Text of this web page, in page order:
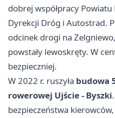
dobrej współpracy
Dyrekcji Dróg i Autostrad.
odcinek drogi na
powstały lewoskręty. W
bezpieczniej.
W 2022 r. ruszyła budowa
rowerowej Ujście - Byszki
bezpieczeństwa